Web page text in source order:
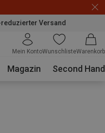
reduzierter Versand
Mein KontoWunschlisteWarenkorb
Magazin Second Hand